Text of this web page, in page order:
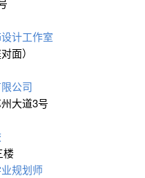
计工作室
面）
公司
大道3号
楼
规划师